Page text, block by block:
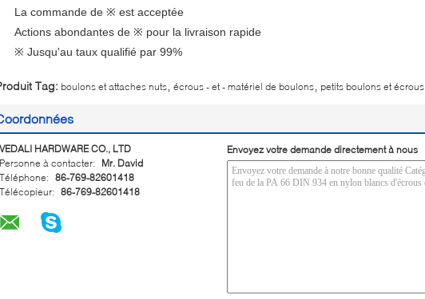
La commande de ※ est acceptée
Actions abondantes de ※ pour la livraison rapide
※ Jusqu'au taux qualifié par 99%
Tag: boulons et attaches nuts écrous - et - matériel de boulons petits boulons et écrous
VEDALI HARDWARE CO., LTD
Personne à contacter:
Mr. David
Téléphone: 86-769-82601418
Télécopieur: 86-769-82601418
Envoyez votre demande directement à nous